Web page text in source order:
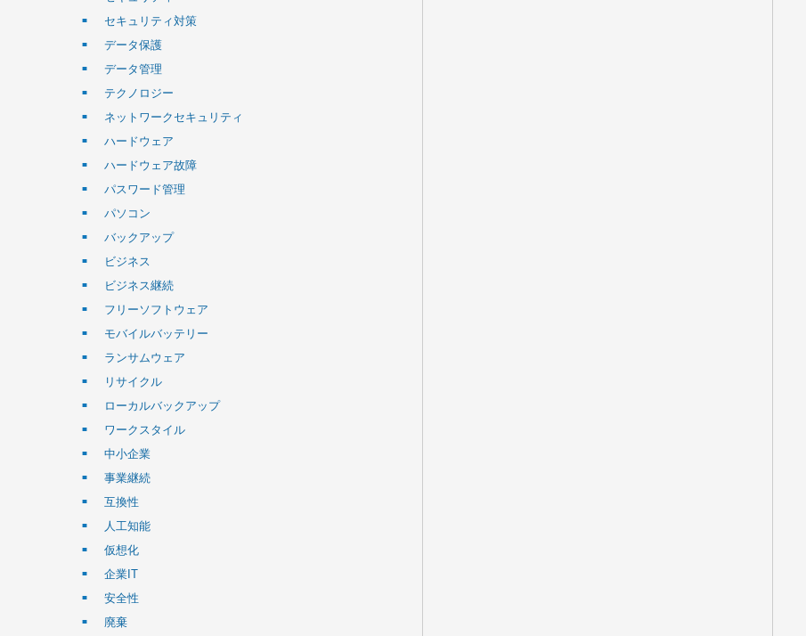
セキュリティ対策
データ保護
データ管理
テクノロジー
ネットワークセキュリティ
ハードウェア
ハードウェア故障
パスワード管理
パソコン
バックアップ
ビジネス
ビジネス継続
フリーソフトウェア
モバイルバッテリー
ランサムウェア
リサイクル
ローカルバックアップ
ワークスタイル
中小企業
事業継続
互換性
人工知能
仮想化
企業IT
安全性
廃棄